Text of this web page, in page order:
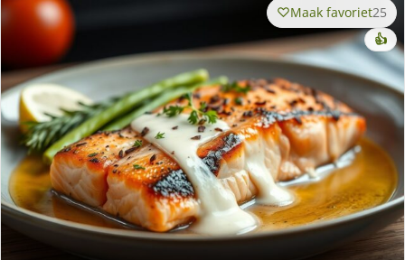
Maak favoriet25
👍